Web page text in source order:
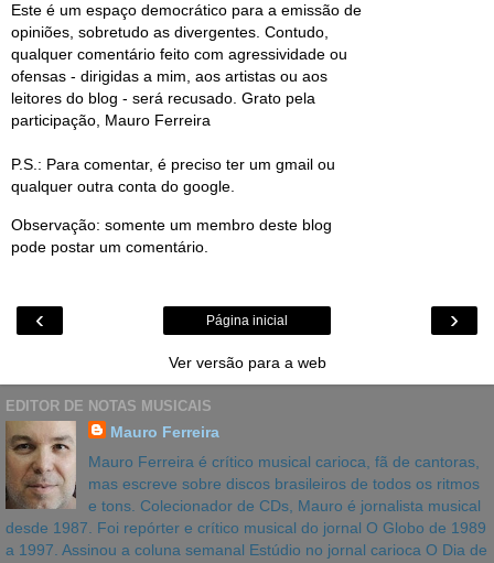
Este é um espaço democrático para a emissão de
opiniões, sobretudo as divergentes. Contudo,
qualquer comentário feito com agressividade ou
ofensas - dirigidas a mim, aos artistas ou aos
leitores do blog - será recusado. Grato pela
participação, Mauro Ferreira
P.S.: Para comentar, é preciso ter um gmail ou
qualquer outra conta do google.
Observação: somente um membro deste blog
pode postar um comentário.
‹ ›
Página inicial
Ver versão para a web
EDITOR DE NOTAS MUSICAIS
Mauro Ferreira
Mauro Ferreira é crítico musical carioca, fã de cantoras,
mas escreve sobre discos brasileiros de todos os ritmos
e tons. Colecionador de CDs, Mauro é jornalista musical
desde 1987. Foi repórter e crítico musical do jornal O Globo de 1989
a 1997. Assinou a coluna semanal Estúdio no jornal carioca O Dia de